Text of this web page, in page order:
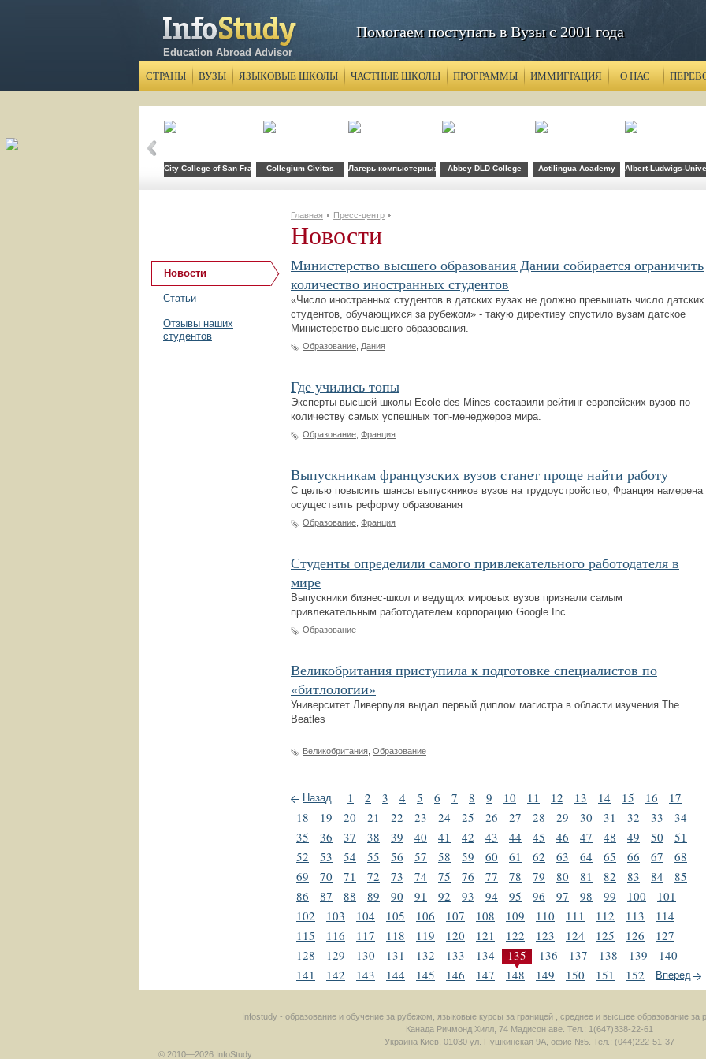
Education Abroad Advisor
Помогаем поступать в Вузы с 2001 года
СТРАНЫ ВУЗЫ ЯЗЫКОВЫЕ ШКОЛЫ ЧАСТНЫЕ ШКОЛЫ ПРОГРАММЫ ИММИГРАЦИЯ О НАС
City College of San FranciscoCollegium Civitas Лагерь компьютерных технологий FLS при CSU Fullerton
Abbey DLD College Actilingua Academy Albert-Ludwigs-
Новости
Статьи
Отзывы наших
студентов
Главная Пресс-центр
Новости
Министерство высшего образования Дании собирается ограничить
количество иностранных студентов
«Число иностранных студентов в датских вузах не должно превышать число датских
студентов, обучающихся за рубежом» - такую директиву спустило вузам датское
Министерство высшего образования.
Образование Дания
Где учились топы
Эксперты высшей школы Ecole des Mines составили рейтинг европейских вузов по
количеству самых успешных топ-менеджеров мира.
Образование Франция
Выпускникам французских вузов станет проще найти работу
С целью повысить шансы выпускников вузов на трудоустройство, Франция намерена
осуществить реформу образования
Образование Франция
Студенты определили самого привлекательного работодателя в
мире
Выпускники бизнес-школ и ведущих мировых вузов признали самым
привлекательным работодателем корпорацию Google Inc.
Образование
Великобритания приступила к подготовке специалистов по
«битлологии»
Университет Ливерпуля выдал первый диплом магистра в области изучения The
Beatles
Великобритания Образование
Назад 1 2 3 4 5 6 7 8 9 10 11 12 13 14 15 16
17
18
19 20 21 22 23 24 25 26 27 28 29 30 31 32 33
34
35
36 37 38 39 40 41 42 43 44 45 46 47 48 49 50
51
52
53 54 55 56 57 58 59 60 61 62 63 64 65 66 67
68
69
70 71 72 73 74 75 76 77 78 79 80 81 82 83 84
85
86
87 88 89 90 91 92 93 94 95 96 97 98 99 100
101
102
103 104 105 106 107 108 109 110 111 112 113
114
115
116 117 118 119 120 121 122 123 124 125 126
127
128
129 130 131 132 133 134 135 136 137 138 139
140
141
142 143 144 145 146 147 148 149 150 151 152 Вперед
Infostudy - образование и обучение за рубежом, языковые курсы за границей , среднее и высшее образование за
Канада Ричмонд Хилл 74 Мадисон аве. Тел.: 1(647)338-22-61
Украина Киев 01030 ул. Пушкинская 9А, офис №5. Тел.: (044)222-51-37
© 2010—2026 InfoStudy.